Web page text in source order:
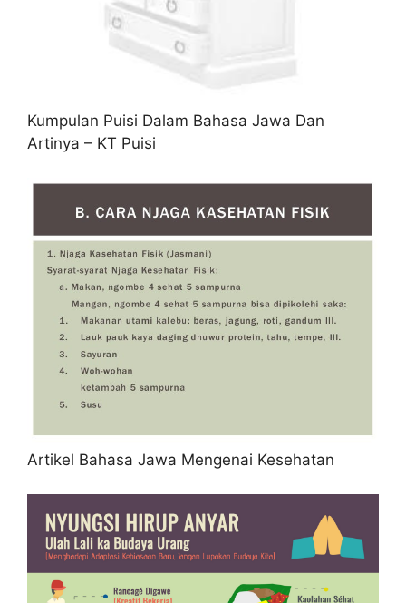
Kumpulan Puisi Dalam Bahasa Jawa Dan
Artinya – KT Puisi
Artikel Bahasa Jawa Mengenai Kesehatan